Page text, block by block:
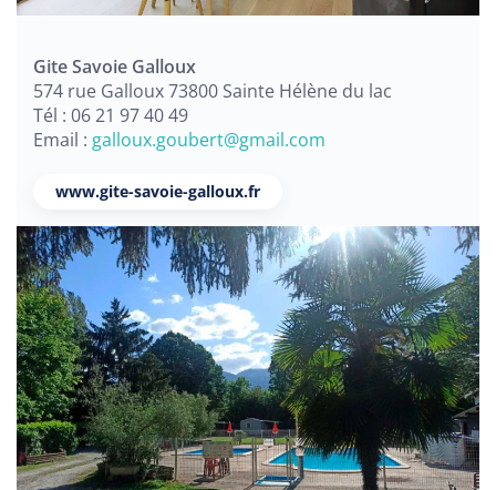
Gite Savoie Galloux
574 rue Galloux 73800 Sainte Hélène du lac
Tél : 06 21 97 40 49
Email : galloux.goubert@gmail.com
www.gite-savoie-galloux.fr